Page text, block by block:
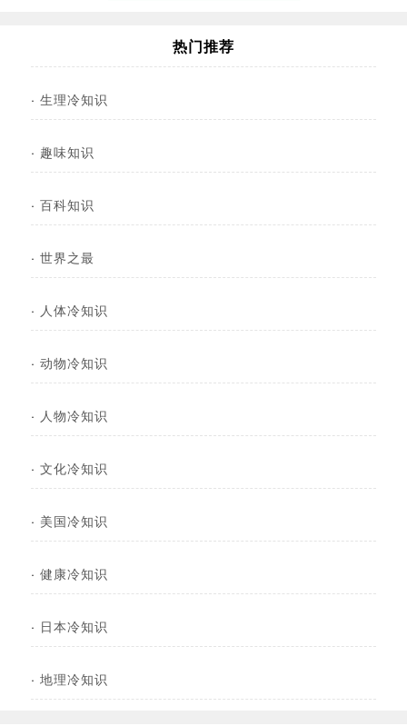
热门推荐
· 生理冷知识
· 趣味知识
· 百科知识
· 世界之最
· 人体冷知识
· 动物冷知识
· 人物冷知识
· 文化冷知识
· 美国冷知识
· 健康冷知识
· 日本冷知识
· 地理冷知识